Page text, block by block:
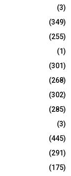
(3)
(349)
(255)
(1)
(301)
(268)
(302)
(285)
(3)
(445)
(291)
(175)